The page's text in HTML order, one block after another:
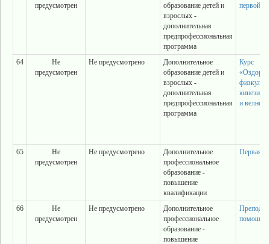
предусмотрен
образование детей и
взрослых -
дополнительная
предпрофессиональная
программа
первой
64
Не
предусмотрен
Не предусмотрено
Дополнительное
образование детей и
взрослых -
дополнительная
предпрофессиональная
программа
Курс
и
65
Не
предусмотрен
Не предусмотрено
Дополнительное
профессиональное
образование -
повышение
квалификации
Первая
66
Не
предусмотрен
Не предусмотрено
Дополнительное
профессиональное
образование -
повышение
помощи